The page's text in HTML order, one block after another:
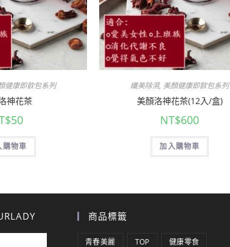
健康即飲包系列
神花茶
50
購物車
纖美除濕,美顏健康即飲包系列
美顏洛神花茶(12入/盒)
NT$600
加入購物車
商品標籤
青春美麗 TOP 健康零食